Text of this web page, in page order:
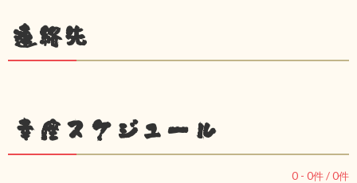
連絡先
幸座スケジュール
0 - 0件 /0件